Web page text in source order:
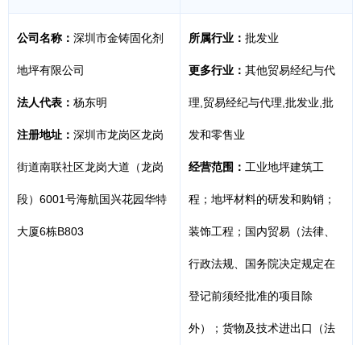
公司名称： 深圳市金铸固化剂
地坪有限公司
法人代表： 杨东明
注册地址： 深圳市龙岗区龙岗
街道南联社区龙岗大道（龙岗
段）6001号海航国兴花园华特
大厦6栋B803
所属行业： 批发业
更多行业： 其他贸易经纪与代
理,贸易经纪与代理,批发业,批
发和零售业
经营范围： 工业地坪建筑工
程；地坪材料的研发和购销；
装饰工程；国内贸易（法律、
行政法规、国务院决定规定在
登记前须经批准的项目除
外）；货物及技术进出口（法